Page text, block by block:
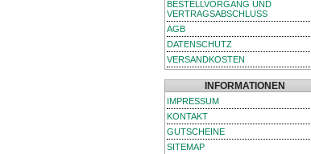
BESTELLVORGANG UND
VERTRAGSABSCHLUSS
AGB
DATENSCHUTZ
VERSANDKOSTEN
INFORMATIONEN
IMPRESSUM
KONTAKT
GUTSCHEINE
SITEMAP